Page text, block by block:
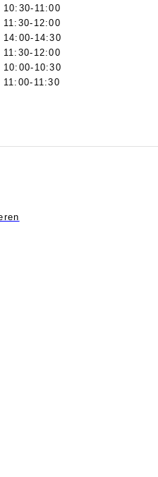
, 10:30-11:00
, 11:30-12:00
, 14:00-14:30
, 11:30-12:00
, 10:00-10:30
, 11:00-11:30